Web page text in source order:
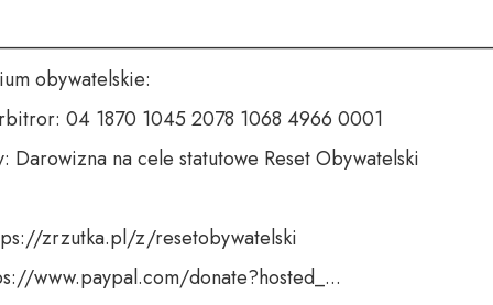
obywatelskie:
04 1870 1045 2078 1068 4966 0001
Darowizna na cele statutowe Reset Obywatelski
zrzutka.pl/z/resetobywatelski
www.paypal.com/donate?hosted_...